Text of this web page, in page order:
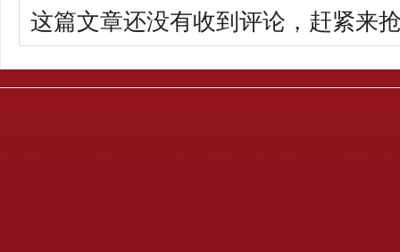
这篇文章还没有收到评论，赶紧来